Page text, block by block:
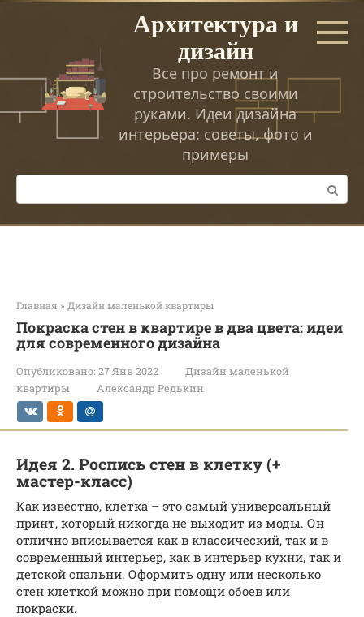
Перейти
Архитектура и
дизайн
Все про ремонт и
строительство своими
руками. Идеи дизайна
интерьера: советы, фото и
примеры
Поиск:
Главная » Дизайн маленькой квартиры
Покраска стен в квартире в два цвета: идеи
для современного дизайна
Опубликовано: 27 Янв 2022
Дизайн маленькой
квартиры
Александр Редькин
Идея 2. Роспись стен в клетку (+
мастер-класс)
Как известно, клетка – это самый универсальный
принт, который никогда не выходит из моды. Он
отлично вписывается как в классический, так и в
современный интерьер, как в интерьер кухни, так и
детской спальни. Оформить одну или несколько
стен клеткой можно при помощи обоев или
покраски.